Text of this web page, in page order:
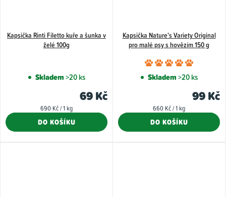
Kapsička Rinti Filetto kuře a šunka v
želé 100g
Skladem>20 ks
69 Kč
Měrná
690 Kč / 1 kg
DO KOŠÍKU
Kapsička Nature's Variety Original
pro malé psy s hovězím 150 g
je
5,0
Skladem>20 ks
99 Kč
Měrná
660 Kč / 1 kg
DO KOŠÍKU